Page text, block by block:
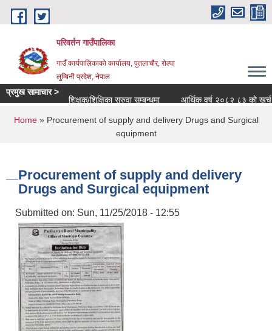
Skip to main content
परिवर्तन गाउँपालिका
गाउँ कार्यपालिकाको कार्यालय, पुतलाचौर, रोल्पा
लुम्बिनी प्रदेश, नेपाल
प्रमुख सामाचार >
शिक्षक/शिक्षिका सरुवा सम्बन्धमा
आर्थिक वर्ष २०८२ ८३ को खर्च
You are here
Home» Procurement of supply and delivery Drugs and Surgical
equipment
Procurement of supply and delivery
Drugs and Surgical equipment
Submitted on: Sun, 11/25/2018 - 12:55